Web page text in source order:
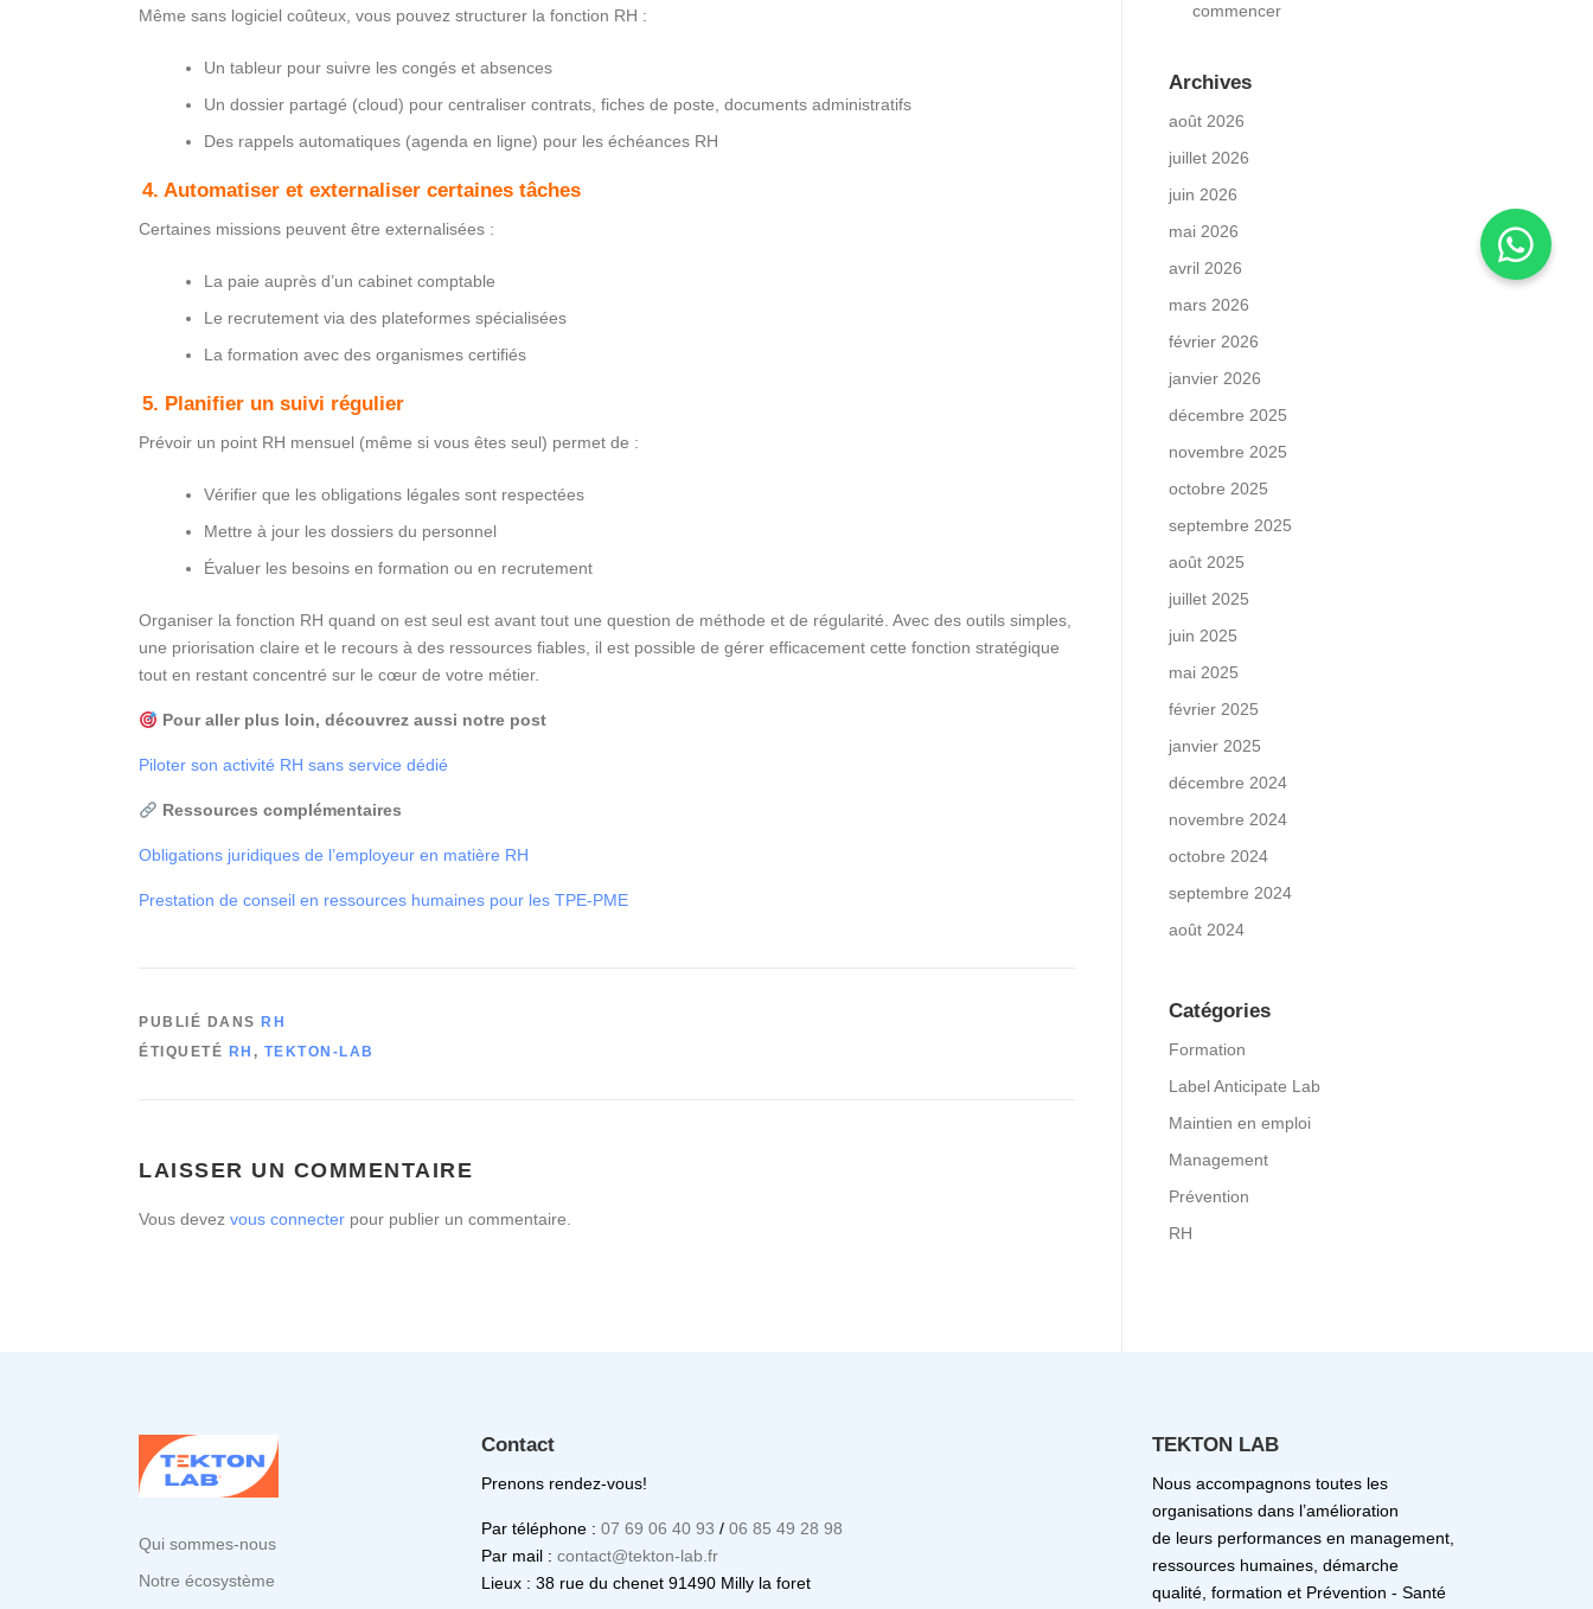
Même sans logiciel coûteux, vous pouvez structurer la fonction RH :
Un tableur pour suivre les congés et absences
Un dossier partagé (cloud) pour centraliser contrats, fiches de poste, documents administratifs
Des rappels automatiques (agenda en ligne) pour les échéances RH
4. Automatiser et externaliser certaines tâches
Certaines missions peuvent être externalisées :
La paie auprès d’un cabinet comptable
Le recrutement via des plateformes spécialisées
La formation avec des organismes certifiés
5. Planifier un suivi régulier
Prévoir un point RH mensuel (même si vous êtes seul) permet de :
Vérifier que les obligations légales sont respectées
Mettre à jour les dossiers du personnel
Évaluer les besoins en formation ou en recrutement
Organiser la fonction RH quand on est seul est avant tout une question de méthode et de régularité. Avec des outils simples,
une priorisation claire et le recours à des ressources fiables, il est possible de gérer efficacement cette fonction stratégique
tout en restant concentré sur le cœur de votre métier.
Pour aller plus loin, découvrez aussi notre post
Piloter son activité RH sans service dédié
Ressources complémentaires
Obligations juridiques de l’employeur en matière RH
Prestation de conseil en ressources humaines pour les TPE-PME
PUBLIÉ DANS RH
ÉTIQUETÉ RH , TEKTON-LAB
LAISSER UN COMMENTAIRE
Vous devez vous connecter pour publier un commentaire.
commencer
Archives
août 2026
juillet 2026
juin 2026
mai 2026
avril 2026
mars 2026
février 2026
janvier 2026
décembre 2025
novembre 2025
octobre 2025
septembre 2025
août 2025
juillet 2025
juin 2025
mai 2025
février 2025
janvier 2025
décembre 2024
novembre 2024
octobre 2024
septembre 2024
août 2024
Catégories
Formation
Label Anticipate Lab
Maintien en emploi
Management
Prévention
RH
Qui sommes-nous
Notre écosystème
Contact
Prenons rendez-vous!
Par téléphone : 07 69 06 40 93 / 06 85 49 28 98
Par mail : contact@tekton-lab.fr
Lieux : 38 rue du chenet 91490 Milly la foret
TEKTON LAB
Nous accompagnons toutes les
organisations dans l’amélioration
de leurs performances en management,
ressources humaines, démarche
qualité, formation et Prévention - Santé